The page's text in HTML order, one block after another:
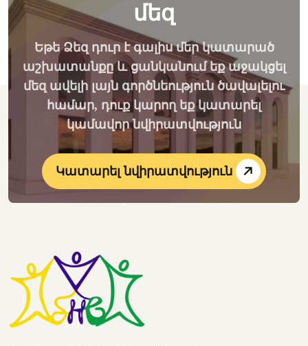
մեզ
Եթե Ձեզ դուր է գալիս մեր կատարած
աշխատանքը և ցանկանում եք աջակցել
մեզ ավելի լայն գործնեություն ծավալելու
համար, դուք կարող եք կատարել
կամավոր նվիրատվություն
Կատարել նվիրատվություն